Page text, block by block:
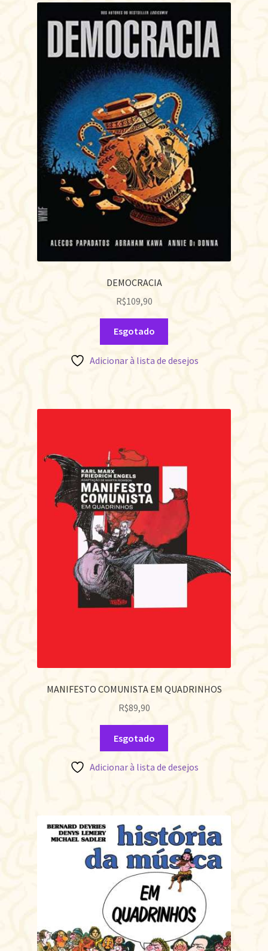
DEMOCRACIA
R$109,90
Esgotado
Adicionar à lista de desejos
MANIFESTO COMUNISTA EM QUADRINHOS
R$89,90
Esgotado
Adicionar à lista de desejos